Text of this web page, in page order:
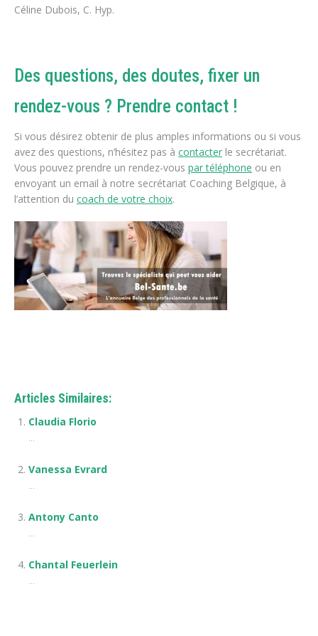
Céline Dubois, C. Hyp.
Des questions, des doutes, fixer un
rendez-vous ? Prendre contact !
Si vous désirez obtenir de plus amples informations ou si vous
avez des questions, n’hésitez pas à contacter le secrétariat.
Vous pouvez prendre un rendez-vous par téléphone ou en
envoyant un email à notre secrétariat Coaching Belgique, à
l’attention du coach de votre choix.
Articles Similaires:
Claudia Florio
...
Vanessa Evrard
...
Antony Canto
...
Chantal Feuerlein
...